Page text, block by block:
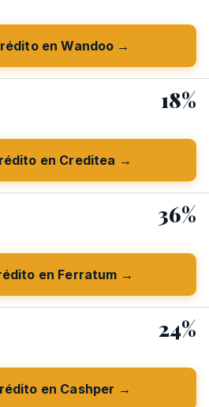
en Wandoo →
18%
en Creditea →
36%
en Ferratum →
24%
en Cashper →